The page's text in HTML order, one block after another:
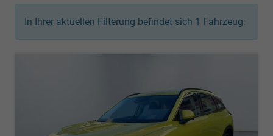
In Ihrer aktuellen Filterung befindet sich 1 Fahrzeug: